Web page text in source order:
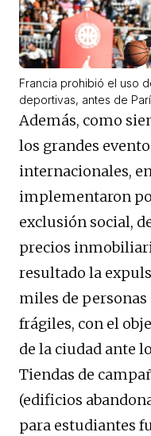
Francia prohibió el uso
deportivas, antes de
Además, como
los grandes
internacionales,
implementaron
exclusión social,
precios
resultado la
miles de personas
frágiles, con el
de la ciudad ante
Tiendas de
(edificios
para estudiantes